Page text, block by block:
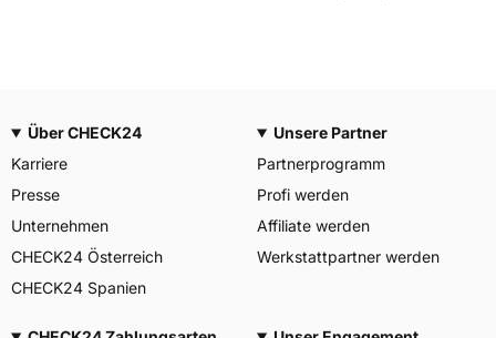
Über CHECK24
Karriere
Presse
Unternehmen
CHECK24 Österreich
CHECK24 Spanien
Unsere Partner
Partnerprogramm
Profi werden
Affiliate werden
Werkstattpartner werden